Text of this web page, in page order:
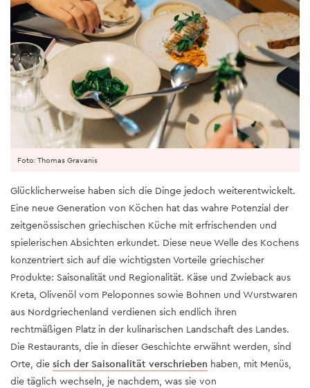
Glücklicherweise haben sich die Dinge jedoch weiterentwickelt.
Eine neue Generation von Köchen hat das wahre Potenzial der
zeitgenössischen griechischen Küche mit erfrischenden und
spielerischen Absichten erkundet. Diese neue Welle des Kochens
konzentriert sich auf die wichtigsten Vorteile griechischer
Produkte: Saisonalität und Regionalität. Käse und Zwieback aus
Kreta, Olivenöl vom Peloponnes sowie Bohnen und Wurstwaren
aus Nordgriechenland verdienen sich endlich ihren
rechtmäßigen Platz in der kulinarischen Landschaft des Landes.
Die Restaurants, die in dieser Geschichte erwähnt werden, sind
Orte, die sich der Saisonalität verschrieben haben, mit Menüs,
die täglich wechseln, je nachdem, was sie von
Foto: Thomas Gravanis